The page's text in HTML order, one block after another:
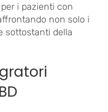
i pazienti con
non solo i
sottostanti della